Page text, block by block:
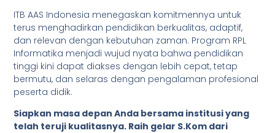
ITB AAS Indonesia menegaskan komitmennya untuk
terus menghadirkan pendidikan berkualitas, adaptif,
dan relevan dengan kebutuhan zaman. Program RPL
Informatika menjadi wujud nyata bahwa pendidikan
tinggi kini dapat diakses dengan lebih cepat, tetap
bermutu, dan selaras dengan pengalaman profesional
peserta didik.
Siapkan masa depan Anda bersama institusi yang
telah teruji kualitasnya. Raih gelar S.Kom dari